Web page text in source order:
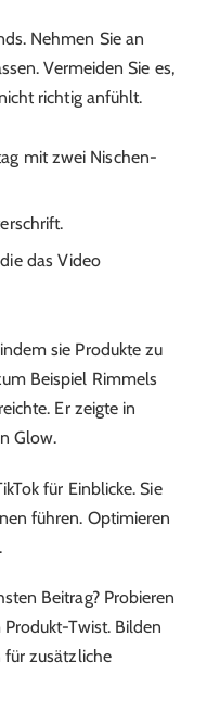
Nehmen Sie an
Vermeiden Sie es,
richtig anfühlt.
mit zwei Nischen-
das Video
sie Produkte zu
Beispiel Rimmels
Er zeigte in
Glow.
für Einblicke. Sie
führen. Optimieren
Beitrag? Probieren
Twist. Bilden
zusätzliche